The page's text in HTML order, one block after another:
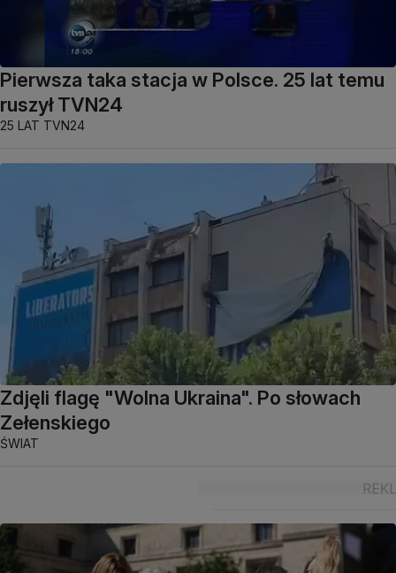
Pierwsza taka stacja w Polsce. 25 lat temu
ruszył TVN24
25 LAT TVN24
Zdjęli flagę "Wolna Ukraina". Po słowach
Zełenskiego
ŚWIAT